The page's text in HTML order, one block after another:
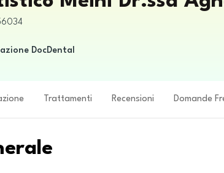
DocDental
Trattamenti Recensioni Domande